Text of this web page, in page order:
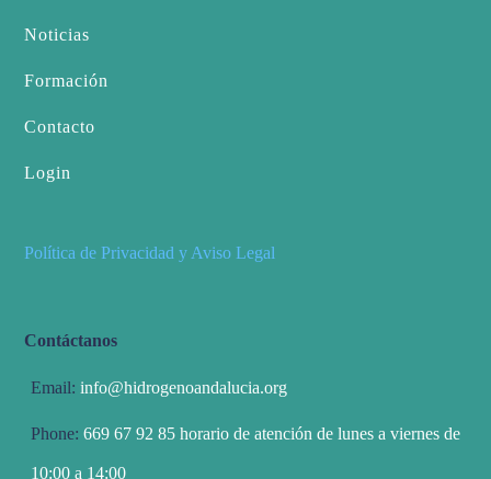
Noticias
Formación
Contacto
Login
Política de Privacidad y Aviso Legal
Contáctanos
Email: info@hidrogenoandalucia.org
Phone:669 67 92 85 horario de atención de lunes a viernes de
10:00 a 14:00